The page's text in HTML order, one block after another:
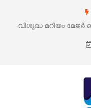
തിരുനാൾ